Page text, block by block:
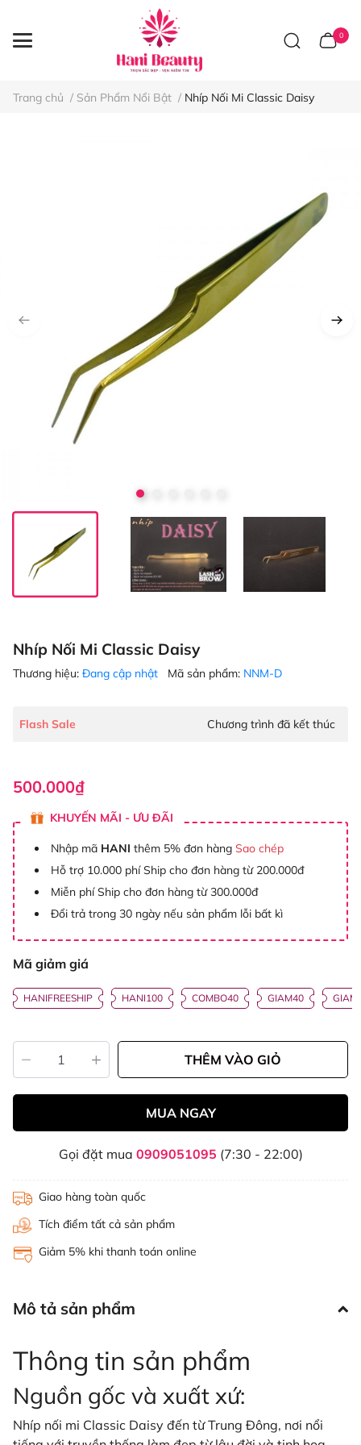
0
Trang chủ / Sản Phẩm Nổi Bật / Nhíp Nối Mi Classic Daisy
Nhíp Nối Mi Classic Daisy
Thương hiệu: Đang cập nhật Mã sản phẩm: NNM-D
Flash Sale Chương trình đã kết thúc
500.000₫
KHUYẾN MÃI - ƯU ĐÃI
Nhập mã HANI thêm 5% đơn hàng Sao chép
Hỗ trợ 10.000 phí Ship cho đơn hàng từ 200.000đ
Miễn phí Ship cho đơn hàng từ 300.000đ
Đổi trả trong 30 ngày nếu sản phẩm lỗi bất kì
Mã giảm giá
HANIFREESHIP HANI100 COMBO40 GIAM40
THÊM VÀO GIỎ
MUA NGAY
Gọi đặt mua 0909051095 (7:30 - 22:00)
Giao hàng toàn quốc
Tích điểm tất cả sản phẩm
Giảm 5% khi thanh toán online
Mô tả sản phẩm
Thông tin sản phẩm
Nguồn gốc và xuất xứ:
Nhíp nối mi Classic Daisy đến từ Trung Đông, nơi nổi